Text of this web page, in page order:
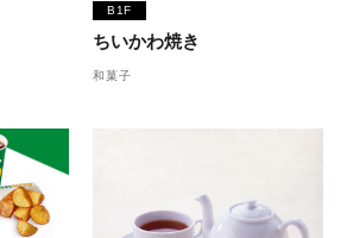
B1F
ちいかわ焼き
和菓子